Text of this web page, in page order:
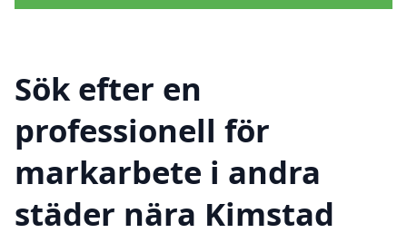
Sök efter en
professionell för
markarbete i andra
städer nära Kimstad